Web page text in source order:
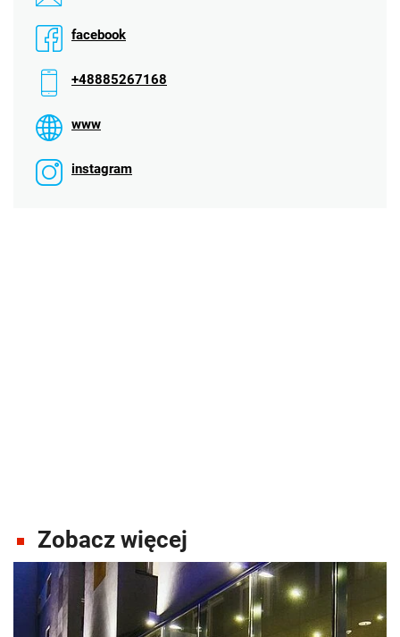
facebook
+48885267168
www
instagram
Zobacz więcej